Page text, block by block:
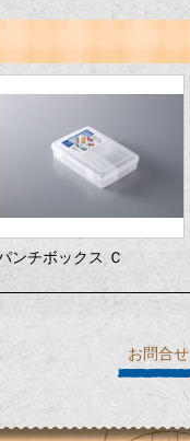
ンチボックス Ｃ
お問合せ